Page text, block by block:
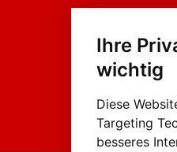
Ihre
wichtig
Diese
Targeting
besseres